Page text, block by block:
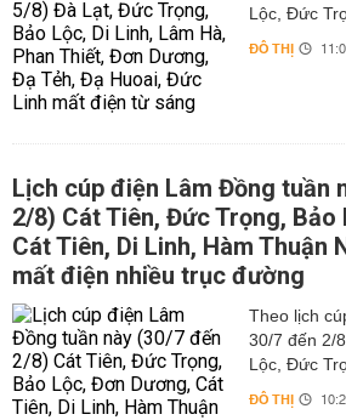
Lộc, Đức
ĐÔ THỊ
Lịch cúp điện Lâm Đồng tuần
2/8) Cát Tiên, Đức Trọng, Bảo
Cát Tiên, Di Linh, Hàm Thuận
mất điện nhiều trục đường
Theo lịch
30/7 đến 2/
Lộc, Đức
ĐÔ THỊ